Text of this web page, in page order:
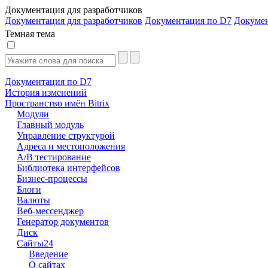
Документация для разработчиков
Документация для разработчиков Документация по D7
Темная тема
Документация по D7
История изменений
Пространство имён Bitrix
Модули
Главный модуль
Управление структурой
Адреса и местоположения
А/В тестирование
Библиотека интерфейсов
Бизнес-процессы
Блоги
Валюты
Веб-мессенджер
Генератор документов
Диск
Сайты24
Введение
О сайтах